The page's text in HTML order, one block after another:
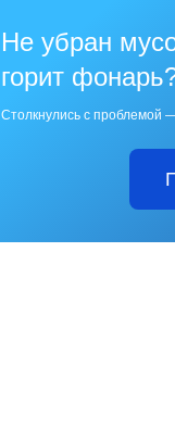
Не убран
горит
Столкнулись с проблемой